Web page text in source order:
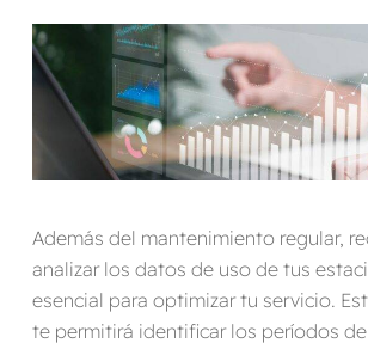
Además del mantenimiento regular,
analizar los datos de uso de tus
esencial para optimizar tu servicio.
te permitirá identificar los períodos